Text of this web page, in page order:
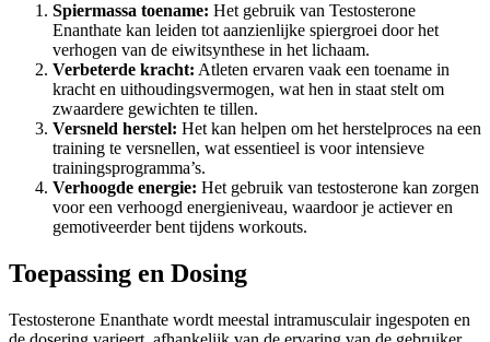
Spiermassa toename: Het gebruik van Testosterone
Enanthate kan leiden tot aanzienlijke spiergroei door het
verhogen van de eiwitsynthese in het lichaam.
Verbeterde kracht: Atleten ervaren vaak een toename in
kracht en uithoudingsvermogen, wat hen in staat stelt om
zwaardere gewichten te tillen.
Versneld herstel: Het kan helpen om het herstelproces na een
training te versnellen, wat essentieel is voor intensieve
trainingsprogramma’s.
Verhoogde energie: Het gebruik van testosterone kan zorgen
voor een verhoogd energieniveau, waardoor je actiever en
gemotiveerder bent tijdens workouts.
Toepassing en Dosing
Testosterone Enanthate wordt meestal intramusculair ingespoten en